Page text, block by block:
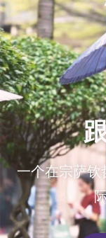
一个在宗萨钦